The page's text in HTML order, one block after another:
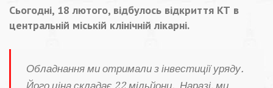
Сьогодні, 18 лютого, відбулось відкриття КТ в
центральній міській клінічній лікарні.
Обладнання ми отримали з інвестиції уряду.